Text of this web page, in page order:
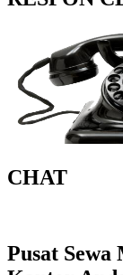
CHAT
Pusat